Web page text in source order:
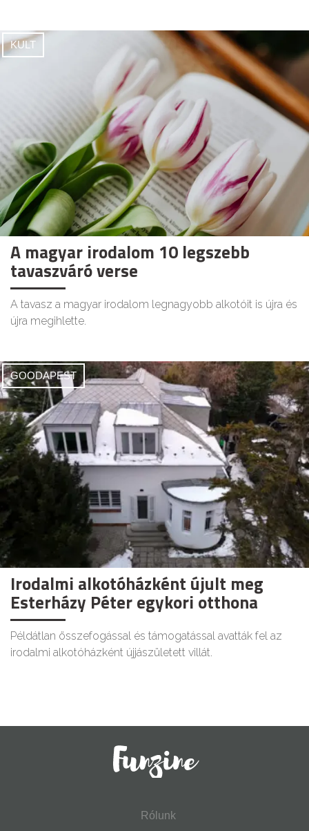
KULT
A magyar irodalom 10 legszebb
tavaszváró verse
A tavasz a magyar irodalom legnagyobb alkotóit is újra és
újra megihlette.
GOODAPEST
Irodalmi alkotóházként újult meg
Esterházy Péter egykori otthona
Példátlan összefogással és támogatással avatták fel az
irodalmi alkotóházként újjászületett villát.
Rólunk